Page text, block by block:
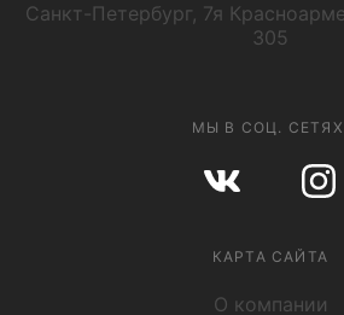
Санкт-Петербург, 7я
305
МЫ В СОЦ.
КАРТА САЙТА
О компании